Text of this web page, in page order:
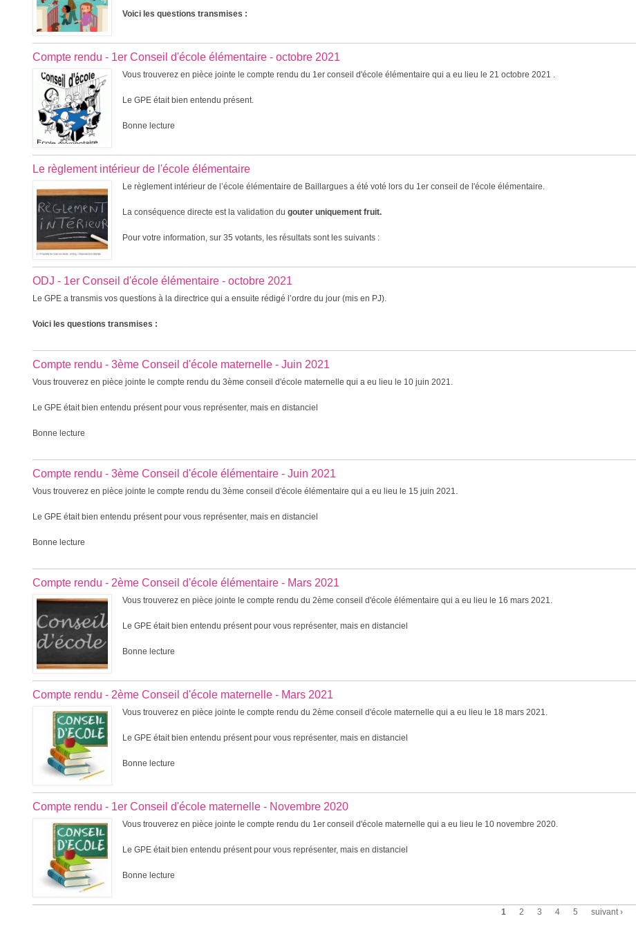
Voici les questions transmises :
Compte rendu - 1er Conseil d'école élémentaire - octobre 2021
Vous trouverez en pièce jointe le compte rendu du 1er conseil d'école élémentaire qui a eu lieu le 21 octobre 2021 .
Le GPE était bien entendu présent.
Bonne lecture
Le règlement intérieur de l'école élémentaire
Le règlement intérieur de l’école élémentaire de Baillargues a été voté lors du 1er conseil de l'école élémentaire.
La conséquence directe est la validation du gouter uniquement fruit.
Pour votre information, sur 35 votants, les résultats sont les suivants :
ODJ - 1er Conseil d'école élémentaire - octobre 2021
Le GPE a transmis vos questions à la directrice qui a ensuite rédigé l’ordre du jour (mis en PJ).
Voici les questions transmises :
Compte rendu - 3ème Conseil d'école maternelle - Juin 2021
Vous trouverez en pièce jointe le compte rendu du 3ème conseil d'école maternelle qui a eu lieu le 10 juin 2021.
Le GPE était bien entendu présent pour vous représenter, mais en distanciel
Bonne lecture
Compte rendu - 3ème Conseil d'école élémentaire - Juin 2021
Vous trouverez en pièce jointe le compte rendu du 3ème conseil d'école élémentaire qui a eu lieu le 15 juin 2021.
Le GPE était bien entendu présent pour vous représenter, mais en distanciel
Bonne lecture
Compte rendu - 2ème Conseil d'école élémentaire - Mars 2021
Vous trouverez en pièce jointe le compte rendu du 2ème conseil d'école élémentaire qui a eu lieu le 16 mars 2021.
Le GPE était bien entendu présent pour vous représenter, mais en distanciel
Bonne lecture
Compte rendu - 2ème Conseil d'école maternelle - Mars 2021
Vous trouverez en pièce jointe le compte rendu du 2ème conseil d'école maternelle qui a eu lieu le 18 mars 2021.
Le GPE était bien entendu présent pour vous représenter, mais en distanciel
Bonne lecture
Compte rendu - 1er Conseil d'école maternelle - Novembre 2020
Vous trouverez en pièce jointe le compte rendu du 1er conseil d'école maternelle qui a eu lieu le 10 novembre 2020.
Le GPE était bien entendu présent pour vous représenter, mais en distanciel
Bonne lecture
1 2 3 4 5 suivant ›